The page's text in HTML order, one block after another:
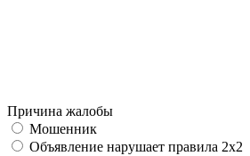
Причина жалобы
Мошенник
Объявление нарушает правила 2x2